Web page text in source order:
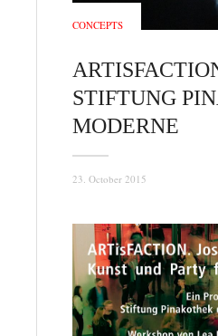
CONCEPTS
STIFTUNG
MODERNE
23. October 2015